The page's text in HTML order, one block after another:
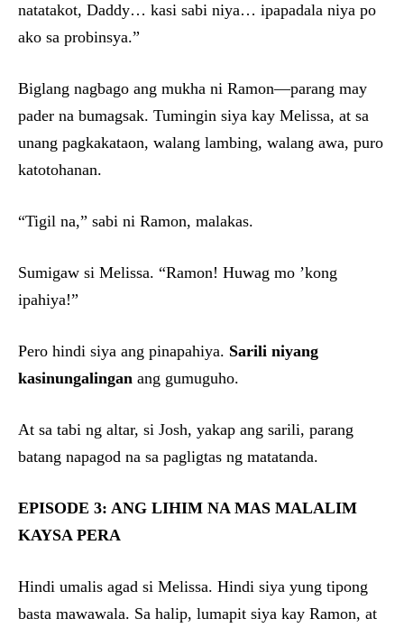
natatakot, Daddy… kasi sabi niya… ipapadala niya po
ako sa probinsya.”
Biglang nagbago ang mukha ni Ramon—parang may
pader na bumagsak. Tumingin siya kay Melissa, at sa
unang pagkakataon, walang lambing, walang awa, puro
katotohanan.
“Tigil na,” sabi ni Ramon, malakas.
Sumigaw si Melissa. “Ramon! Huwag mo ’kong
ipahiya!”
Pero hindi siya ang pinapahiya. Sarili niyang
kasinungalingan ang gumuguho.
At sa tabi ng altar, si Josh, yakap ang sarili, parang
batang napagod na sa pagligtas ng matatanda.
EPISODE 3: ANG LIHIM NA MAS MALALIM
KAYSA PERA
Hindi umalis agad si Melissa. Hindi siya yung tipong
basta mawawala. Sa halip, lumapit siya kay Ramon, at